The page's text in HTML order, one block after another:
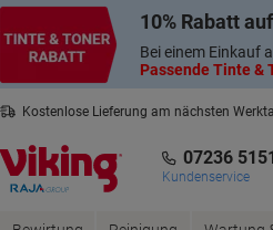
10% Rabatt
Bei einem Einkauf
Passende Tinte &
Kostenlose Lieferung am nächsten
07236
Kundenservice